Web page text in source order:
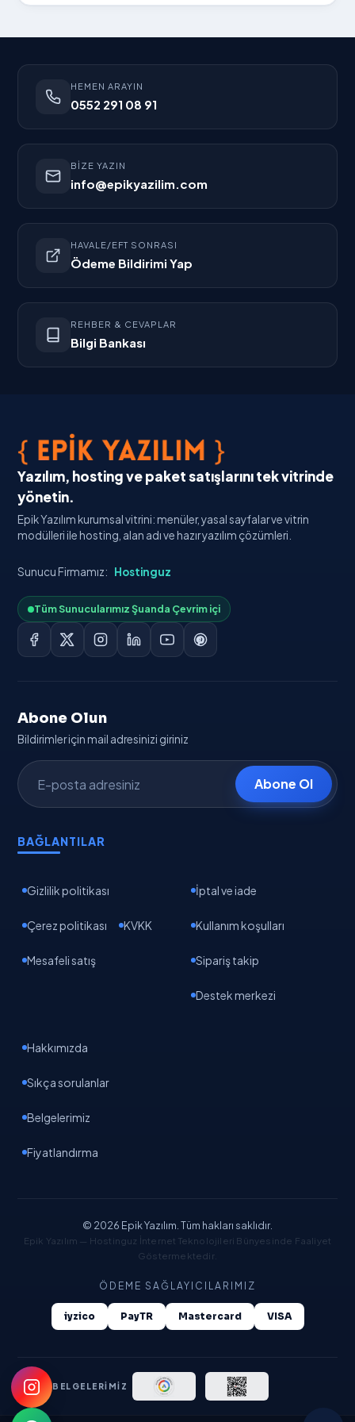
Banka
İletişim
HEMEN ARAYIN
0552 291 08 91
BIZE YAZIN
info@epikyazilim.com
HAVALE/EFT SONRASI
Ödeme Bildirimi Yap
REHBER & CEVAPLAR
Bilgi Bankası
Yazılım, hosting ve paket satışlarını tek vitrinde
yönetin.
Epik Yazılım kurumsal vitrini: menüler, yasal sayfalar ve vitrin
modülleri ile hosting, alan adı ve hazır yazılım çözümleri.
Sunucu Firmamız: Hostinguz
Tüm Sunucularımız Şuanda Çevrim içi
Abone Olun
Bildirimler için mail adresinizi giriniz
Abone Ol
BAĞLANTILAR
Gizlilik politikası
Çerez politikası KVKK
Mesafeli satış
İptal ve iade
Kullanım koşulları
Sipariş takip
Destek merkezi
Hakkımızda
Sıkça sorulanlar
Belgelerimiz
Fiyatlandırma
© 2026 Epik Yazılım. Tüm hakları saklıdır.
Epik Yazılım — Hostinguz İnternet Teknolojileri Bünyesinde Faaliyet
Göstermektedir.
ÖDEME SAĞLAYICILARIMIZ
iyzico PayTR Mastercard VISA
YASAL BELGELERİMİZ
Yapay zeka asistanı · Gemini destekli